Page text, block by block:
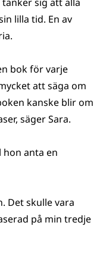
lilla tid. En av
bok för varje
att säga om
kanske blir om
säger Sara.
anta en
Det skulle vara
på min tredje